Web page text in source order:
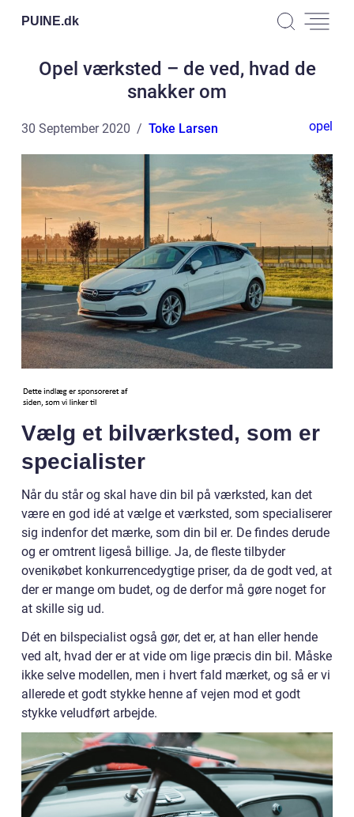
PUINE.dk
Opel værksted – de ved, hvad de
snakker om
30 September 2020 Toke Larsen opel
Vælg et bilværksted, som er
specialister
Når du står og skal have din bil på værksted, kan det
være en god idé at vælge et værksted, som specialiserer
sig indenfor det mærke, som din bil er. De findes derude
og er omtrent ligeså billige. Ja, de fleste tilbyder
ovenikøbet konkurrencedygtige priser, da de godt ved, at
der er mange om budet, og de derfor må gøre noget for
at skille sig ud.
Dét en bilspecialist også gør, det er, at han eller hende
ved alt, hvad der er at vide om lige præcis din bil. Måske
ikke selve modellen, men i hvert fald mærket, og så er vi
allerede et godt stykke henne af vejen mod et godt
stykke veludført arbejde.